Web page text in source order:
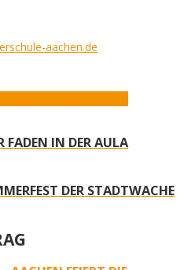
aachen.de
FADEN IN DER AULA
DER STADTWACHE